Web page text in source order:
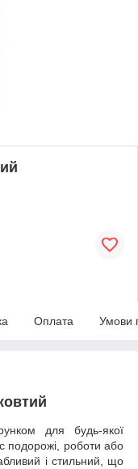
Оплата Умови
для будь-якої
подорожі, роботи або
і стильний, що